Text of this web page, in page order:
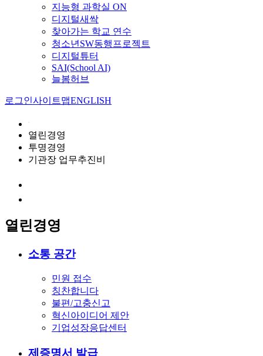
지능형 과학실 ON
디지털새싹
찾아가는 학교 연수
청소년SW동행프로젝트
디지털튜터
SAI(School AI)
늘봄허브
로그인사이트맵ENGLISH
열린경영
투명경영
기관장 업무추진비
열린경영
소통 공간
민원 접수
칭찬합니다
불편/고충신고
혁신아이디어 제안
기업성장응답센터
제증명서 발급